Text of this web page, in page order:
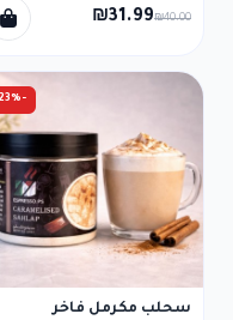
₪31.99₪40.00
-23%
سحلب مكرمل فاخر